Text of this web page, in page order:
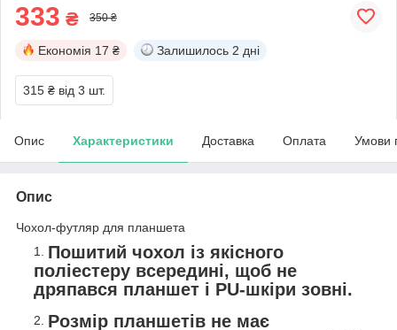
333 ₴ 350 ₴
Економія 17 ₴ Залишилось 2 дні
315 ₴ від 3 шт.
Опис Характеристики Доставка Оплата Умови
Опис
Чохол-футляр для планшета
Пошитий чохол із якісного
поліестеру всередині, щоб не
дряпався планшет і PU-шкіри зовні.
Розмір планшетів не має